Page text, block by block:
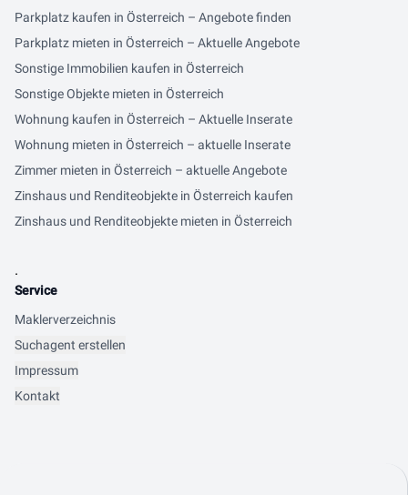
Parkplatz kaufen in Österreich – Angebote finden
Parkplatz mieten in Österreich – Aktuelle Angebote
Sonstige Immobilien kaufen in Österreich
Sonstige Objekte mieten in Österreich
Wohnung kaufen in Österreich – Aktuelle Inserate
Wohnung mieten in Österreich – aktuelle Inserate
Zimmer mieten in Österreich – aktuelle Angebote
Zinshaus und Renditeobjekte in Österreich kaufen
Zinshaus und Renditeobjekte mieten in Österreich
.
Service
Maklerverzeichnis
Suchagent erstellen
Impressum
Kontakt